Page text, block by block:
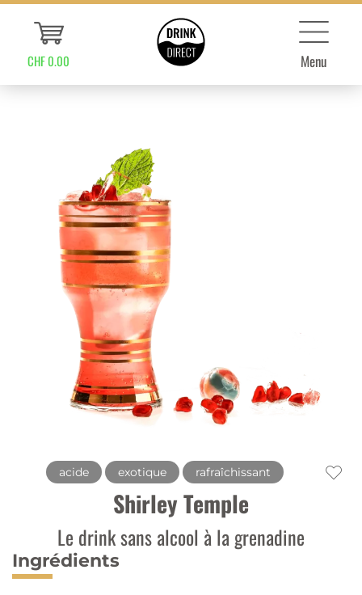
CHF 0.00 Menu
acide exotique rafraîchissant
Shirley Temple
Le drink sans alcool à la grenadine
Ingrédients